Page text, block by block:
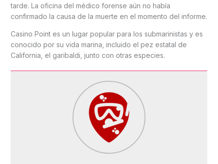
tarde. La oficina del médico forense aún no había
confirmado la causa de la muerte en el momento del informe.
Casino Point es un lugar popular para los submarinistas y es
conocido por su vida marina, incluido el pez estatal de
California, el garibaldi, junto con otras especies.